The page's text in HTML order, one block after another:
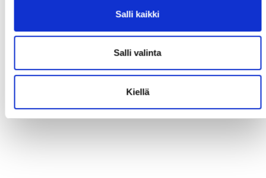
Salli kaikki
Salli valinta
Kiellä